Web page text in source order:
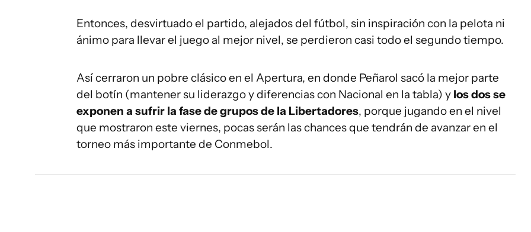
Entonces, desvirtuado el partido, alejados del fútbol, sin inspiración con la pelota ni
ánimo para llevar el juego al mejor nivel, se perdieron casi todo el segundo tiempo.
Así cerraron un pobre clásico en el Apertura, en donde Peñarol sacó la mejor parte
del botín (mantener su liderazgo y diferencias con Nacional en la tabla) y los dos se
exponen a sufrir la fase de grupos de la Libertadores, porque jugando en el nivel
que mostraron este viernes, pocas serán las chances que tendrán de avanzar en el
torneo más importante de Conmebol.